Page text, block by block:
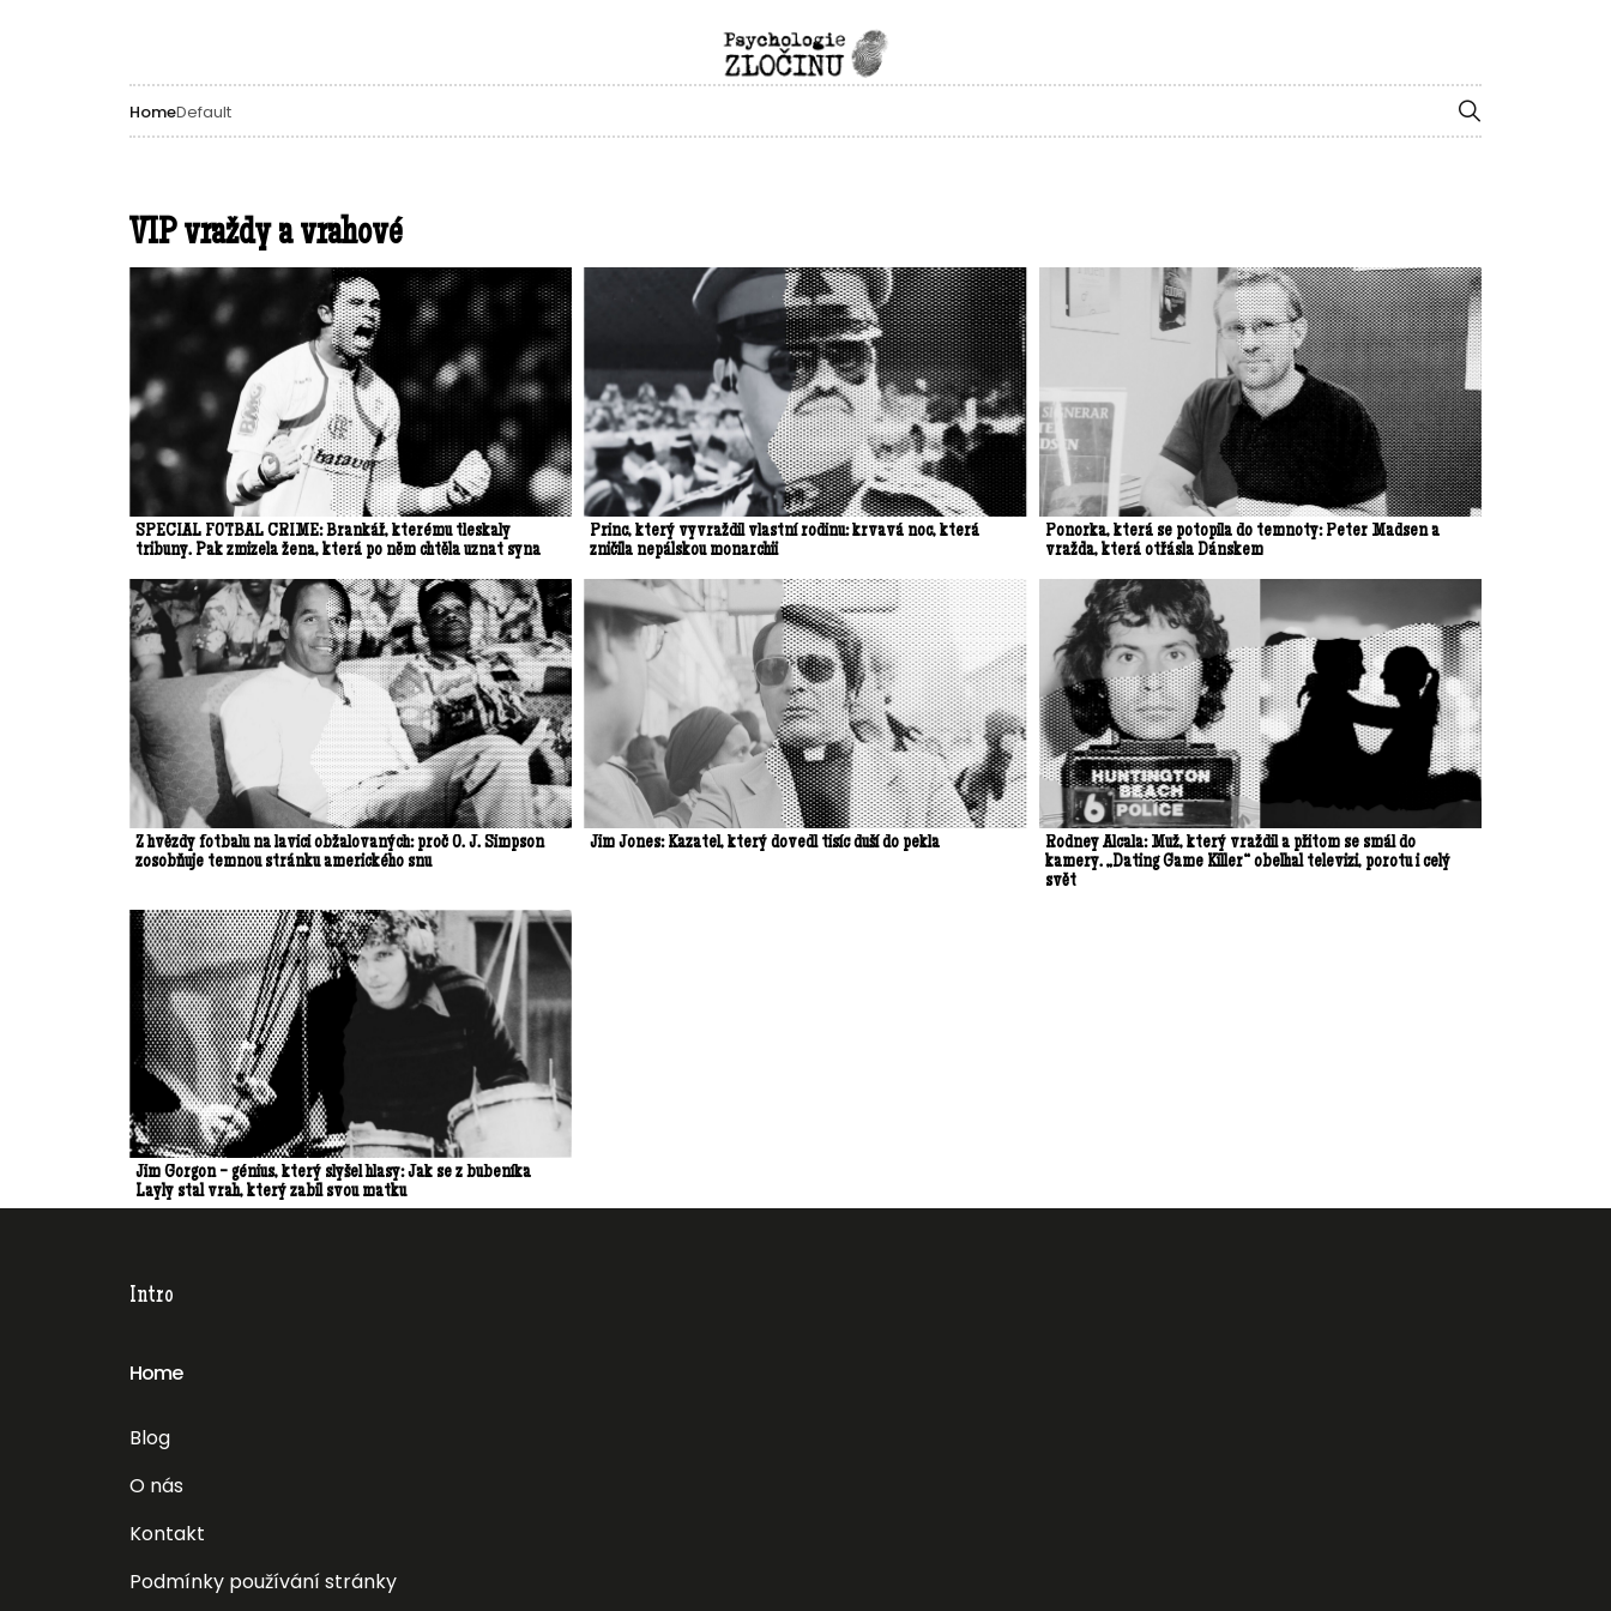
HomeDefault
VIP vraždy a vrahové
SPECIÁL FOTBAL CRIME: Brankář, kterému tleskaly
tribuny. Pak zmizela žena, která po něm chtěla uznat syna
Princ, který vyvraždil vlastní rodinu: krvavá noc, která
zničila nepálskou monarchii
Ponorka, která se potopila do temnoty: Peter Madsen a
vražda, která otřásla Dánskem
Z hvězdy fotbalu na lavici obžalovaných: proč O. J. Simpson
zosobňuje temnou stránku amerického snu
Jim Jones: Kazatel, který dovedl tisíc duší do pekla
Rodney Alcala: Muž, který vraždil a přitom se smál do
kamery. „Dating Game Killer“ obelhal televizi, porotu i celý
svět
Jim Gorgon - génius, který slyšel hlasy: Jak se z bubeníka
Layly stal vrah, který zabil svou matku
Intro
Home
Blog
O nás
Kontakt
Podmínky používání stránky